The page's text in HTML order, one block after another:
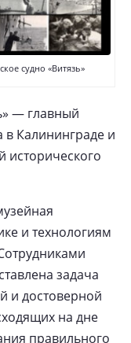
судно «Витязь»
— главный
в Калининграде и
исторического
и технологиям
задача
и достоверной
на дне
правильного